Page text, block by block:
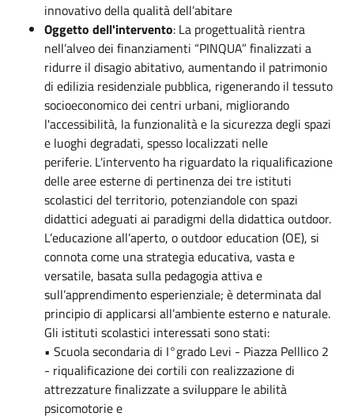
innovativo della qualità dell’abitare
Oggetto dell'intervento: La progettualità rientra
nell’alveo dei finanziamenti “PINQUA” finalizzati a
ridurre il disagio abitativo, aumentando il patrimonio
di edilizia residenziale pubblica, rigenerando il tessuto
socioeconomico dei centri urbani, migliorando
l'accessibilità, la funzionalità e la sicurezza degli spazi
e luoghi degradati, spesso localizzati nelle
periferie. L'intervento ha riguardato la riqualificazione
delle aree esterne di pertinenza dei tre istituti
scolastici del territorio, potenziandole con spazi
didattici adeguati ai paradigmi della didattica outdoor.
L’educazione all’aperto, o outdoor education (OE), si
connota come una strategia educativa, vasta e
versatile, basata sulla pedagogia attiva e
sull’apprendimento esperienziale; è determinata dal
principio di applicarsi all’ambiente esterno e naturale.
Gli istituti scolastici interessati sono stati:
• Scuola secondaria di I°grado Levi - Piazza Pelllico 2
- riqualificazione dei cortili con realizzazione di
attrezzature finalizzate a sviluppare le abilità
psicomotorie e